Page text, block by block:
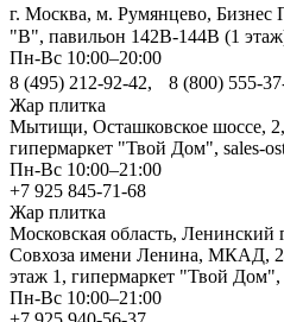
г. Москва, м. Румянцево,
"В", павильон 142В-144В (1
Пн-Вс 10:00–20:00
8 (495) 212-92-42, 8 (800) 555-
Жар плитка
Мытищи, Осташковское шоссе, 2,
гипермаркет "Твой Дом", sales-
Пн-Вс 10:00–21:00
+7 925 845-71-68
Жар плитка
Московская область, Ленинский
Совхоза имени Ленина, МКАД,
этаж 1, гипермаркет "Твой Дом",
Пн-Вс 10:00–21:00